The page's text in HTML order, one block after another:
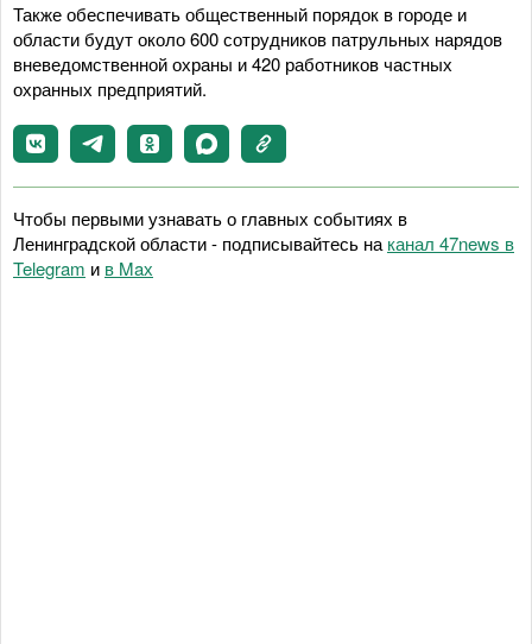
Также обеспечивать общественный порядок в городе и
области будут около 600 сотрудников патрульных нарядов
вневедомственной охраны и 420 работников частных
охранных предприятий.
Чтобы первыми узнавать о главных событиях в
Ленинградской области - подписывайтесь на канал 47news в
Telegram и в Maх